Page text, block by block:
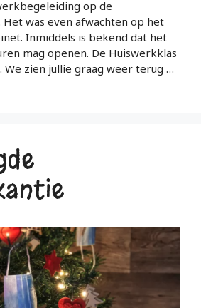
op de
was even afwachten op het
Inmiddels is bekend dat het
mag openen. De Huiswerkklas
We zien jullie graag weer terug …